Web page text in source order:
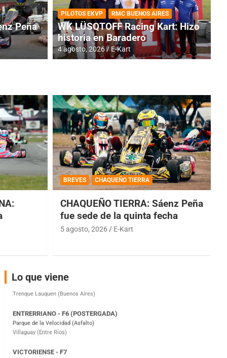
Cerró una jornada
Peña
PILOTOS EKVP RMC BUENOS AIRES
WK LÜSQTOFF Racing Kart: Hizo
historia en Baradero
4 agosto, 2026 E-Kart
BREVES CHAQUEÑO TIERRA
CHAQUEÑO TIERRA: Sáenz Peña
fue sede de la quinta fecha
5 agosto, 2026 E-Kart
Lo que viene
COBERTURA ESPECIAL DE E-KART.COM.AR
08/09-AGO
Ramiro Tot (Asfalto)
Baradero (Buenos Aires)
Parque de la Velocidad (Asfalto)
El Cerro (Tierra)
Victoria (Entre Ríos)
Moto Club Reginense (Tierra)